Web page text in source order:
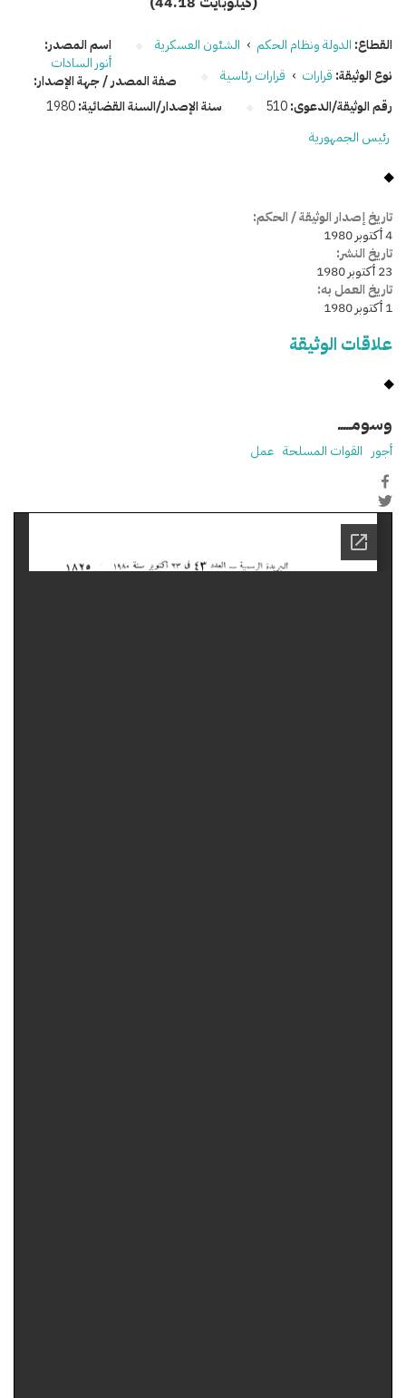
القطاع: الدولة ونظام الحكم › الشئون العسكرية
نوع الوثيقة: قرارات › قرارات رئاسية
رقم الوثيقة/الدعوى:510 سنة الإصدار/السنة القضائية:1980
اسم المصدر:
أنور السادات
صفة المصدر / جهة الإصدار:
رئيس الجمهورية
تاريخ إصدار الوثيقة / الحكم:
4 أكتوبر 1980
تاريخ النشر:
23 أكتوبر 1980
تاريخ العمل به:
1 أكتوبر 1980
علاقات الوثيقة
وسومـــــ
أجور القوات المسلحة عمل